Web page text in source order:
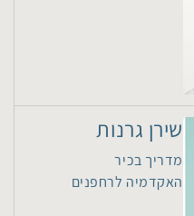
שירן גרנות
מדריך בכיר
האקדמיה לרחפנים